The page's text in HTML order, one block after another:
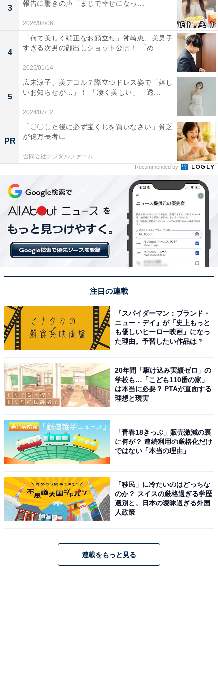
3
報告に驚きの声「まじで幸せになっ...
2026/08/06
4
「何て美しく端正なお顔立ち」神崎恵、美男子
すぎる次男の顔出しショット公開！ 「め...
2025/01/14
5
広末涼子、美デコルテ際立つドレス姿で「嬉し
いお知らせが…」！ 「凄く美しい」「透...
2024/07/12
PR
「〇〇した後に必ず宝くじを買いなさい」貧乏
が億万長者に
合同会社デジタルファーム
Recommended by
注目の連載
『スパイダーマン：ブランド・
ニュー・デイ』が「史上もっと
も優しいヒーロー映画」になっ
た理由。予習したい作品は？
20年間「駆け込み実績ゼロ」の
学校も…「こども110番の家」
は本当に必要？ PTAが直面する
理想と現実
「青春18きっぷ」販売激減の裏
に何が？ 連続利用の厳格化だけ
ではない「本当の理由」
「移民」に冷たいのはどっちな
のか？ スイスの厳格過ぎる学歴
選別と、日本の曖昧過ぎる外国
人政策
連載をもっと見る